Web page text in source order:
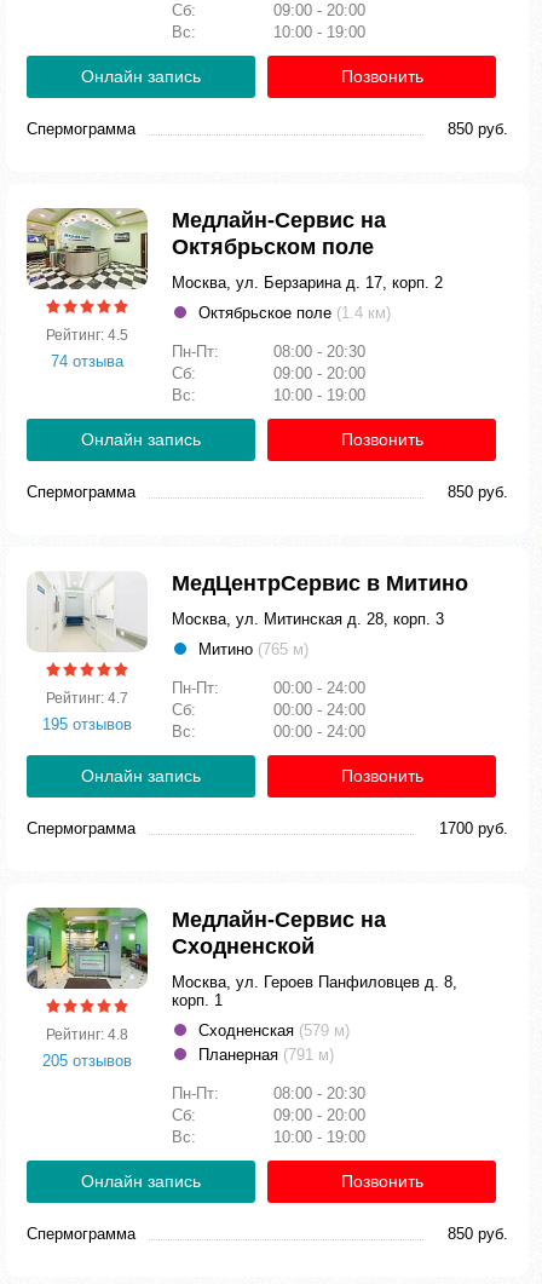
Сб:
09:00 - 20:00
Вс:
10:00 - 19:00
Онлайн запись Позвонить
Спермограмма 850 руб.
Рейтинг: 4.5
74 отзыва
Медлайн-Сервис на
Октябрьском поле
Москва, ул. Берзарина д. 17, корп. 2
Октябрьское поле (1.4 км)
Пн-Пт:
08:00 - 20:30
Сб:
09:00 - 20:00
Вс:
10:00 - 19:00
Онлайн запись Позвонить
Спермограмма 850 руб.
Рейтинг: 4.7
195 отзывов
МедЦентрСервис в Митино
Москва, ул. Митинская д. 28, корп. 3
Митино (765 м)
Пн-Пт:
00:00 - 24:00
Сб:
00:00 - 24:00
Вс:
00:00 - 24:00
Онлайн запись Позвонить
Спермограмма 1700 руб.
Рейтинг: 4.8
205 отзывов
Медлайн-Сервис на
Сходненской
Москва, ул. Героев Панфиловцев д. 8,
корп. 1
Сходненская (579 м)
Планерная (791 м)
Пн-Пт:
08:00 - 20:30
Сб:
09:00 - 20:00
Вс:
10:00 - 19:00
Онлайн запись Позвонить
Спермограмма 850 руб.